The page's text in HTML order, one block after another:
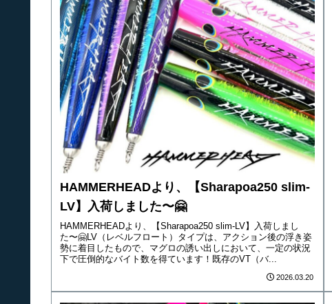
HAMMERHEADより、【Sharapoa250 slim-
LV】入荷しました〜🤗
HAMMERHEADより、【Sharapoa250 slim-LV】入荷しまし
た〜🤗LV（レベルフロート）タイプは、アクション後の浮き姿
勢に着目したもので、マグロの誘い出しにおいて、一定の状況
下で圧倒的なバイト数を得ています！既存のVT（バ...
2026.03.20